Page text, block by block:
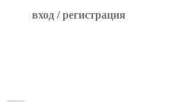
вход / регистрация